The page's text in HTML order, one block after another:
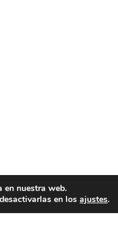
en nuestra web.
en losajustes.